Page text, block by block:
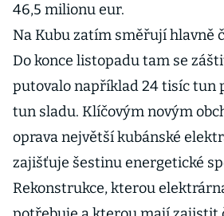
46,5 milionu eur.
Na Kubu zatím směřují hlavně
Do konce listopadu tam se
putovalo například 24 tisíc tun
tun sladu. Klíčovým novým
oprava největší kubánské
zajišťuje šestinu energetické
Rekonstrukce, kterou